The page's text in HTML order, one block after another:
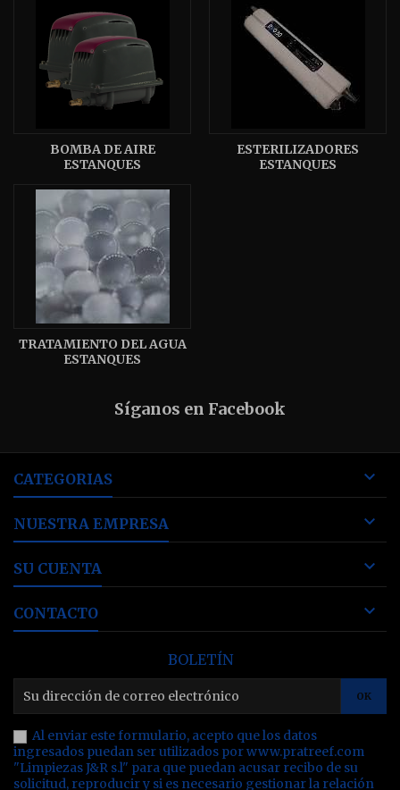
BOMBA DE AIRE
ESTANQUES
ESTERILIZADORES
ESTANQUES
TRATAMIENTO DEL AGUA
ESTANQUES
Síganos en Facebook
CATEGORIAS 
NUESTRA EMPRESA 
SU CUENTA 
CONTACTO 
BOLETÍN
Al enviar este formulario, acepto que los datos
ingresados puedan ser utilizados por www.pratreef.com
"Limpiezas J&R s.l" para que puedan acusar recibo de su
solicitud, reproducir y si es necesario gestionar la relación